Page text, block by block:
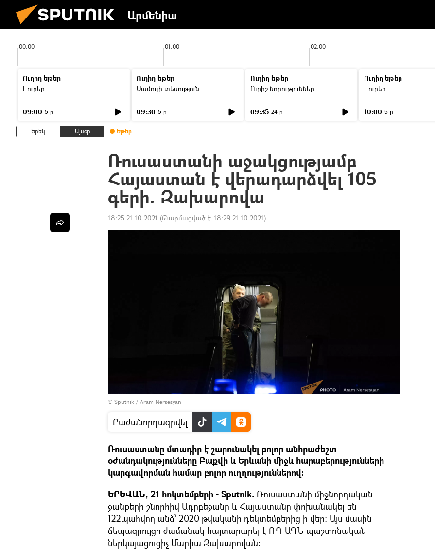
Արմենիա
00:00 01:00 02:00
Ուղիղ եթեր
Լուրեր
09:00 5 ր
Ուղիղ եթեր
Մամուլի տեսություն
09:30 5 ր
Ուղիղ եթեր
Ուրիշ նորություններ
09:35 24 ր
Ուղիղ եթեր
Լուրեր
10:00 5 ր
Երեկ Այսօր Եթեր
Ռուսաստանի աջակցությամբ
Հայաստան է վերադարձվել 105
գերի. Զախարովա
18:25 21.10.2021 (Թարմացված է: 18:29 21.10.2021)
© Sputnik / Aram Nersesyan
Բաժանորդագրվել
Ռուսաստանը մտադիր է շարունակել բոլոր անհրաժեշտ
օժանդակությունները Բաքվի և Երևանի միջև հարաբերությունների
կարգավորման համար բոլոր ուղղություններով։
ԵՐԵՎԱՆ, 21 հոկտեմբերի - Sputnik. Ռուսաստանի միջնորդական
ջանքերի շնորհիվ Ադրբեջանը և Հայաստանը փոխանակել են
122պահվող անձ՝ 2020 թվականի դեկտեմբերից ի վեր: Այս մասին
ճեպազրույցի ժամանակ հայտարարել է ՌԴ ԱԳՆ պաշտոնական
ներկայացուցիչ Մարիա Զախարովան։